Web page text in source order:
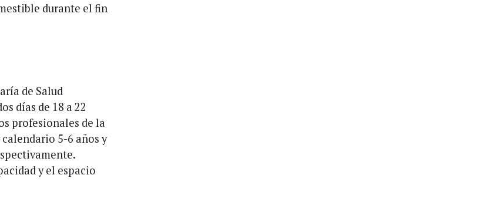
durante el fin
de Salud
días de 18 a 22
profesionales de la
5-6 años y
y el espacio